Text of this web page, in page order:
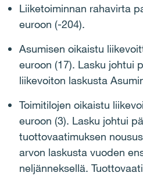
Liiketoiminnan rahavirta
euroon (-204).
Asumisen oikaistu
euroon (17). Lasku johtui
liikevoiton laskusta
Toimitilojen oikaistu
euroon (3). Lasku johtui
tuottovaatimuksen
arvon laskusta vuoden
neljänneksellä.